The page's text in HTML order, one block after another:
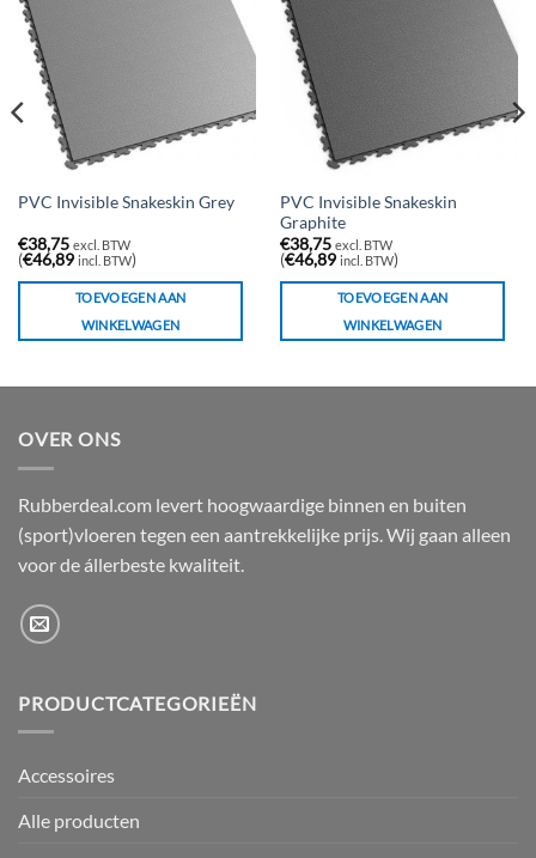
PVC Invisible Snakeskin Grey
€38,75 excl. BTW
(€46,89 incl. BTW)
TOEVOEGEN AAN
WINKELWAGEN
PVC Invisible Snakeskin
Graphite
€38,75 excl. BTW
(€46,89 incl. BTW)
TOEVOEGEN AAN
WINKELWAGEN
OVER ONS
Rubberdeal.com levert hoogwaardige binnen en buiten
(sport)vloeren tegen een aantrekkelijke prijs. Wij gaan alleen
voor de állerbeste kwaliteit.
PRODUCTCATEGORIEËN
Accessoires
Alle producten